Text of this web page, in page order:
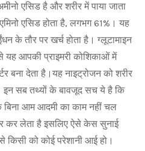
एसिड है और शरीर में पाया जाता
एसिड होता है, लगभग 61%। यह
के तौर पर खर्च होता है। ग्लूटामाइन
यह आपकी प्राइमरी कोशिकाओं में
बना देता है।यह नाइट्रोजन को शरीर
इन सब तथ्‍यों के बावजूद सच ये है कि
बिना आम आदमी का काम नहीं चल
कर लेता है इसलिए ऐसे केस सुनाई
किसी को कोई परेशानी आई हो।